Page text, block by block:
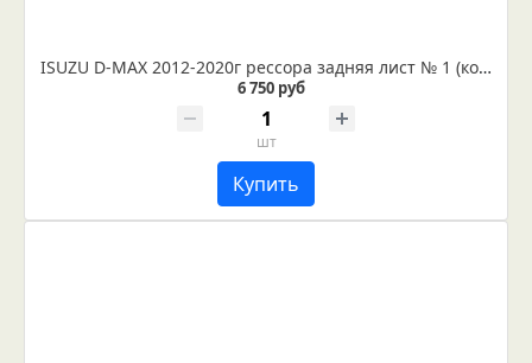
ISUZU D-MAX 2012-2020г рессора задняя лист № 1 (коренной) в сборе (Арт. IR 07-16-01в)
6 750 руб
шт
Купить